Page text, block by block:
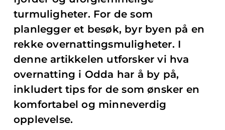
turmuligheter. For de som
planlegger et besøk, byr byen på en
rekke overnattingsmuligheter. I
denne artikkelen utforsker vi hva
overnatting i Odda har å by på,
inkludert tips for de som ønsker en
komfortabel og minneverdig
opplevelse.